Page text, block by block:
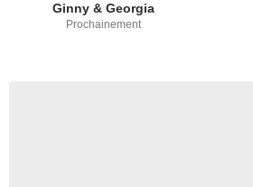
Ginny & Georgia
Prochainement